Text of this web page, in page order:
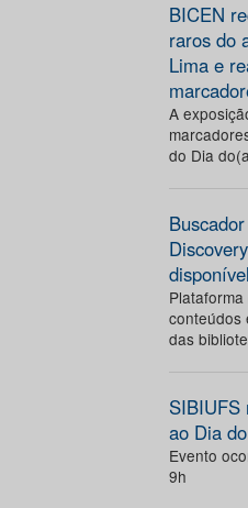
BICEN
raros do
Lima e
A
do Dia
conteúdos
das
SIBIUFS
ao Dia
Evento
9h